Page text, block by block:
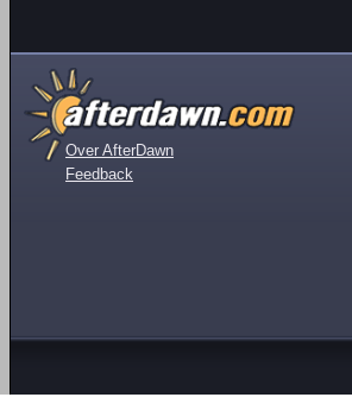
Over AfterDawn
Feedback